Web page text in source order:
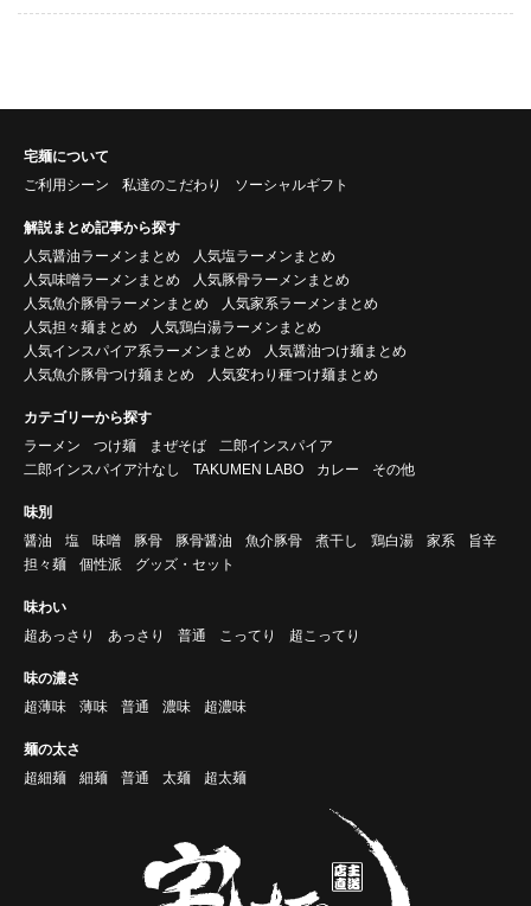
宅麺について
ご利用シーン
私達のこだわり ソーシャルギフト
解説まとめ記事から探す
人気醤油ラーメンまとめ
人気塩ラーメンまとめ
人気味噌ラーメンまとめ
人気豚骨ラーメンまとめ
人気魚介豚骨ラーメンまとめ
人気家系ラーメンまとめ
人気担々麺まとめ
人気鶏白湯ラーメンまとめ
人気インスパイア系ラーメンまとめ
人気醤油つけ麺まとめ
人気魚介豚骨つけ麺まとめ
人気変わり種つけ麺まとめ
カテゴリーから探す
ラーメン
つけ麺 まぜそば
二郎インスパイア
二郎インスパイア汁なし
TAKUMEN LABO カレー その他
味別
醤油
塩 味噌 豚骨 豚骨醤油 魚介豚骨 煮干し 鶏白湯 家系
旨辛
担々麺
個性派 グッズ・セット
味わい
超あっさり
あっさり 普通 こってり 超こってり
味の濃さ
超薄味
薄味 普通 濃味 超濃味
麺の太さ
超細麺
細麺 普通 太麺 超太麺